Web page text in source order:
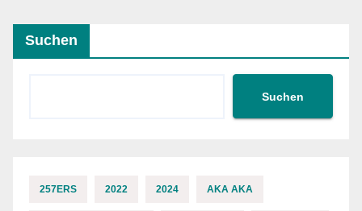
Suchen
Suchen
257ERS 2022 2024 AKA AKA